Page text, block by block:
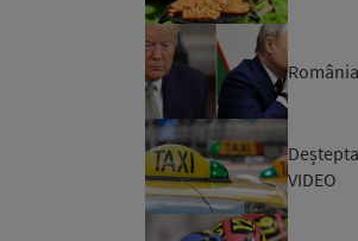
VIDEO